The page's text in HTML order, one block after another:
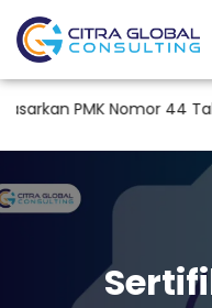
PMK Nomor 44 Tahun